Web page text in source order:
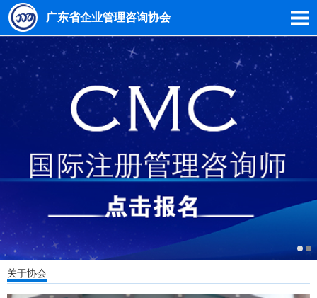
广东省企业管理咨询协会
关于协会